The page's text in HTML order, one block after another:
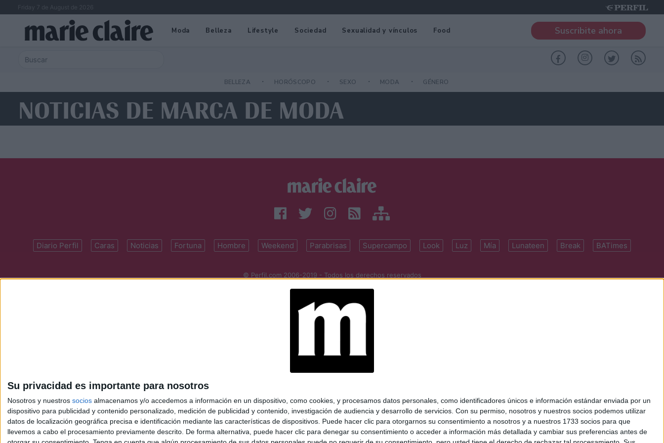
Su privacidad es importante para nosotros
Nosotros y nuestros socios almacenamos y/o accedemos a información en un dispositivo, como cookies, y procesamos datos personales, como identificadores únicos e información estándar enviada por un
dispositivo para publicidad y contenido personalizado, medición de publicidad y contenido, investigación de audiencia y desarrollo de servicios. Con su permiso, nosotros y nuestros socios podemos utilizar
datos de localización geográfica precisa e identificación mediante las características de dispositivos. Puede hacer clic para otorgarnos su consentimiento a nosotros y a nuestros 1733 socios para que
llevemos a cabo el procesamiento previamente descrito. De forma alternativa, puede hacer clic para denegar su consentimiento o acceder a información más detallada y cambiar sus preferencias antes de
Friday 7 de August de 2026
Moda Belleza Lifestyle Sociedad Sexualidad y vínculos Food Suscribite ahora
BELLEZA HORÓSCOPO SEXO MODA GÉNERO
NOTICIAS DE MARCA DE MODA
Diario Perfil Caras Noticias Fortuna Hombre Weekend Parabrisas Supercampo Look Luz Mía Lunateen Break BATimes
© Perfil.com 2006-2019 - Todos los derechos reservados
perfilcom@perfil.com| Propietario: Diario Perfil S.A.